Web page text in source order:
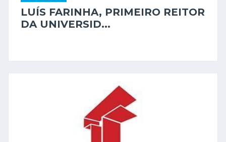
LUÍS FARINHA, PRIMEIRO REITOR
DA UNIVERSID...